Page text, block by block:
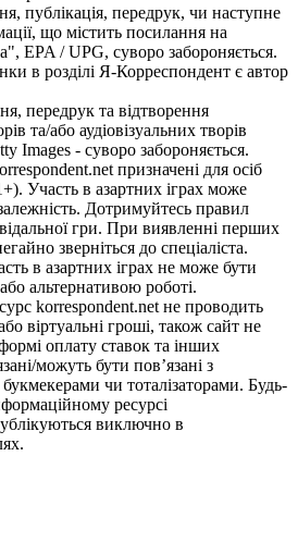
публікація, передрук, чи наступне
що містить посилання на
EPA / UPG, суворо забороняється.
в розділі Я-Корреспондент є автор
передрук та відтворення
та/або аудіовізуальних творів
Images - суворо забороняється.
призначені для осіб
Участь в азартних іграх може
Дотримуйтесь правил
гри. При виявленні перших
зверніться до спеціаліста.
в азартних іграх не може бути
альтернативою роботі.
korrespondent.net не проводить
віртуальні гроші, також сайт не
оплату ставок та інших
можуть бути пов’язані з
чи тоталізаторами. Будь-
ресурсі
виключно в